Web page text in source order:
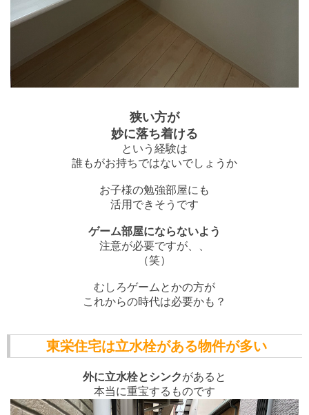
狭い方が
妙に落ち着ける
という経験は
誰もがお持ちではないでしょうか
お子様の勉強部屋にも
活用できそうです
ゲーム部屋にならないよう
注意が必要ですが、、
（笑）
むしろゲームとかの方が
これからの時代は必要かも？
東栄住宅は立水栓がある物件が多い
外に立水栓とシンクがあると
本当に重宝するものです